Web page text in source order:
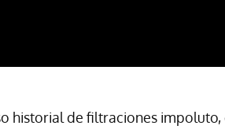
historial de filtraciones